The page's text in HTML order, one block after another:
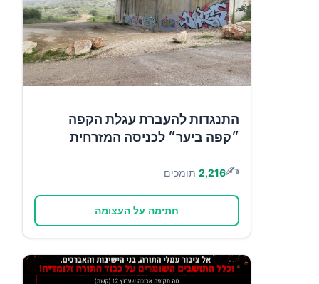
התנגדות להעברת עגלת הקפה
״קפה ביער״ לכניסה המזרחית
✍️
2,216 תומכים
חתימה על העצומה